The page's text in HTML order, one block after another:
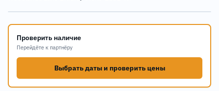
Проверить наличие
Перейдёте к партнёру
Выбрать даты и проверить цены